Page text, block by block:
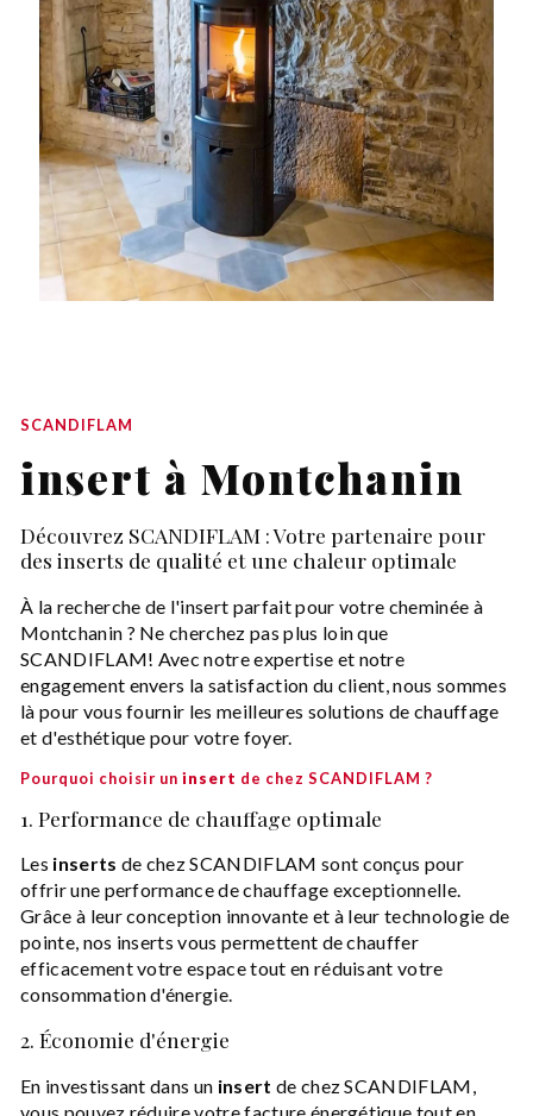
SCANDIFLAM
insert à Montchanin
Découvrez SCANDIFLAM : Votre partenaire pour
des inserts de qualité et une chaleur optimale
À la recherche de l'insert parfait pour votre cheminée à
Montchanin ? Ne cherchez pas plus loin que
SCANDIFLAM! Avec notre expertise et notre
engagement envers la satisfaction du client, nous sommes
là pour vous fournir les meilleures solutions de chauffage
et d'esthétique pour votre foyer.
Pourquoi choisir un insert de chez SCANDIFLAM ?
1. Performance de chauffage optimale
Les inserts de chez SCANDIFLAM sont conçus pour
offrir une performance de chauffage exceptionnelle.
Grâce à leur conception innovante et à leur technologie de
pointe, nos inserts vous permettent de chauffer
efficacement votre espace tout en réduisant votre
consommation d'énergie.
2. Économie d'énergie
En investissant dans un insert de chez SCANDIFLAM,